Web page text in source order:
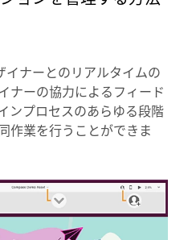
イナーとのリアルタイムの
ナーの協力によるフィード
ンプロセスのあらゆる段階
作業を行うことができま